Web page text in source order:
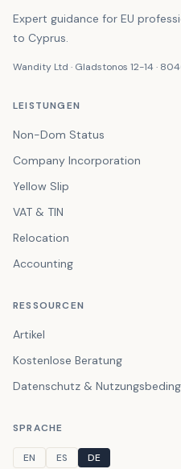
Expert guidance for EU
to Cyprus.
Wandity Ltd · Gladstonos 12-14 ·
LEISTUNGEN
Non-Dom Status
Company Incorporation
Yellow Slip
VAT & TIN
Relocation
Accounting
RESSOURCEN
Artikel
Kostenlose Beratung
Datenschutz &
SPRACHE
EN ES DE